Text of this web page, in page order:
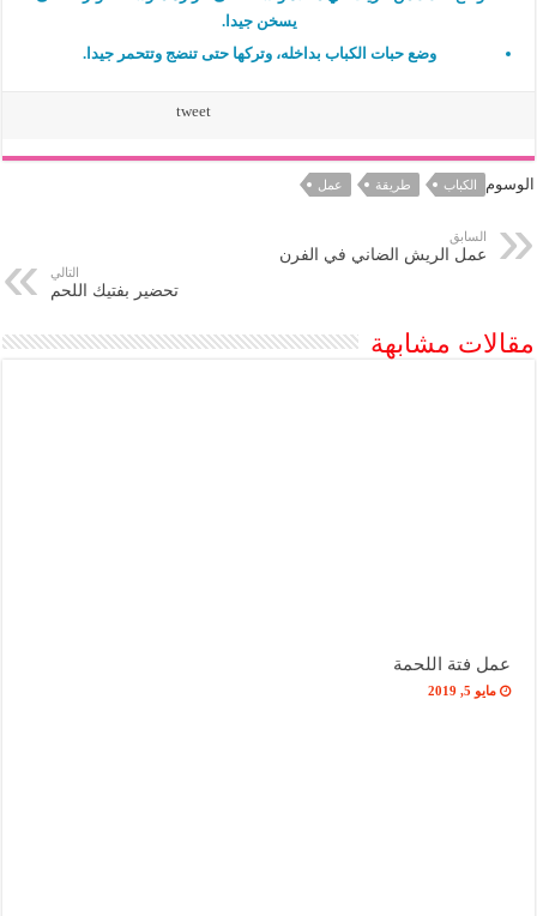
يسخن جيدا.
وضع حبات الكباب بداخله، وتركها حتى تنضج وتتحمر جيدا.
tweet
الوسوم الكباب طريقة عمل
السابق
عمل الريش الضاني في الفرن
التالي
تحضير بفتيك اللحم
مقالات مشابهة
عمل فتة اللحمة
مايو 5, 2019